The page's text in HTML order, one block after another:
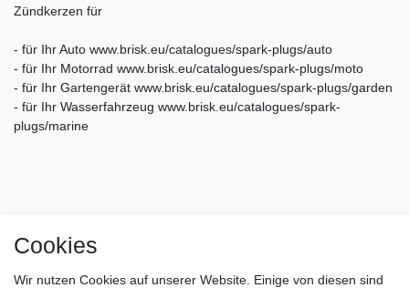
Zündkerzen für
- für Ihr Auto www.brisk.eu/catalogues/spark-plugs/auto
- für Ihr Motorrad www.brisk.eu/catalogues/spark-plugs/moto
- für Ihr Gartengerät www.brisk.eu/catalogues/spark-plugs/garden
- für Ihr Wasserfahrzeug www.brisk.eu/catalogues/spark-
plugs/marine
Impressum
Cookies
Wir nutzen Cookies auf unserer Website. Einige von diesen sind